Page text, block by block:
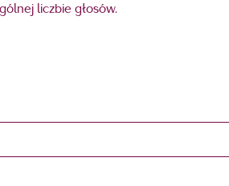
liczbie głosów.